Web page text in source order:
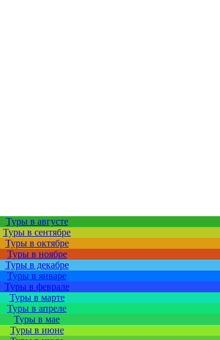
Туры в августе
Туры в сентябре
Туры в октябре
Туры в ноябре
Туры в декабре
Туры в январе
Туры в феврале
Туры в марте
Туры в апреле
Туры в мае
Туры в июне